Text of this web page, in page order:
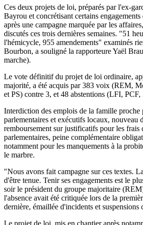
Ces deux projets de loi, préparés par l'ex-
Bayrou et concrétisant certains
après une campagne marquée par les
discutés ces trois dernières semaines. "51
l'hémicycle, 955 amendements" examinés
Bourbon, a souligné la rapporteure Yaël
marche).
Le vote définitif du projet de loi ordinaire,
majorité, a été acquis par 383 voix (REM,
et PS) contre 3, et 48 abstentions (LFI, PCF,
Interdiction des emplois de la famille proche
parlementaires et exécutifs locaux, nouveau
remboursement sur justificatifs pour les frais
parlementaires, peine complémentaire
notamment pour les manquements à la
le marbre.
"Nous avons fait campagne sur ces textes.
d'être tenue. Tenir ses engagements est le
soir le président du groupe majoritaire
l'absence avait été critiquée lors de la
dernière, émaillée d'incidents et suspensions
Le projet de loi, mis en chantier après